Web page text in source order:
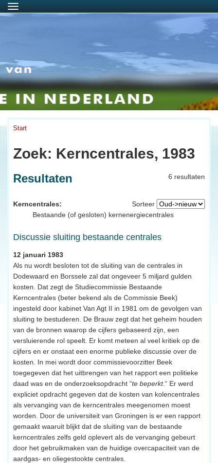
Menu
Start
Zoek: Kerncentrales, 1983
6 resultaten
Resultaten
Sorteer
Kerncentrales:
Bestaande (of gesloten) kernenergiecentrales
Discussie sluiting bestaande centrales
12 januari 1983
Als nu wordt besloten tot de sluiting van de centrales in
Dodewaard en Borssele zal dat ongeveer 5 miljard gulden
kosten. Dat zegt de Studiecommissie Bestaande
Kerncentrales (beter bekend als de Commissie Beek)
ingesteld door kabinet Van Agt II in 1981 om de gevolgen van
sluiting te bestuderen. De Brauw zegt dat het geheim houden
van de bronnen waarop de cijfers gebaseerd zijn, een
versluierende rol speelt. Er komt meteen al veel kritiek op de
cijfers en er onstaat een enorme publieke discussie over de
kosten. In mei wordt door commissievoorzitter Beek
toegegeven dat het uitbrengen van het rapport een politieke
daad was en de onderzoeksopdracht “te beperkt.“ Er werd
expliciet opdracht gegeven dat de kosten van kolencentrales
als vervanging van de kerncentrales meegenomen moest
worden. Door de universiteit van Groningen is er een rapport
gemaakt waaruit blijkt dat de sluiting van de bestaande
kerncentrales zelfs geld oplevert als de vervanging gebeurt
door het gebruikmaken van de huidige overcapaciteit van de
aardgas- en oliegestookte centrales.